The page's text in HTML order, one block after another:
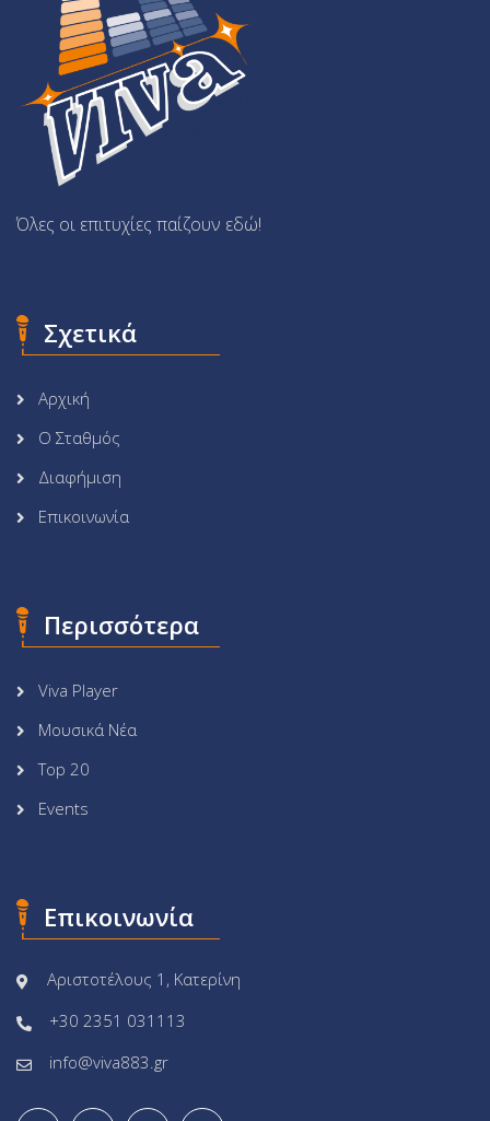
Όλες οι επιτυχίες παίζουν εδώ!
Σχετικά
Αρχική
Ο Σταθμός
Διαφήμιση
Επικοινωνία
Περισσότερα
Viva Player
Μουσικά Νέα
Top 20
Events
Επικοινωνία
Αριστοτέλους 1, Κατερίνη
+30 2351 031113
info@viva883.gr